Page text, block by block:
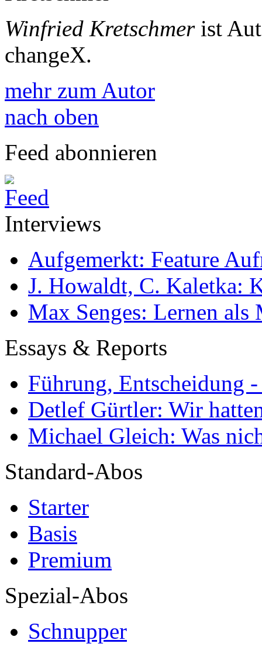
Winfried Kretschmerist
changeX.
mehr zum Autor
nach oben
Feed abonnieren
Interviews
Aufgemerkt: Feature
J. Howaldt, C. Kaletka:
Max Senges: Lernen als
Essays & Reports
Führung, Entscheidung
Detlef Gürtler: Wir
Michael Gleich: Was
Standard-Abos
Starter
Basis
Premium
Spezial-Abos
Schnupper